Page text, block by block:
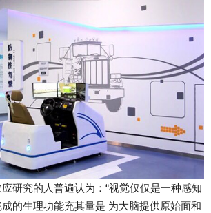
研究的人普遍认为：“视觉仅仅是一种感知
的生理功能充其量是 为大脑提供原始面和